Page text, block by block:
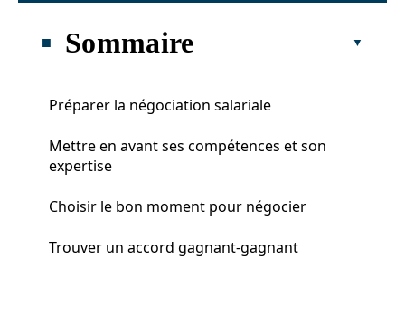
Sommaire
Préparer la négociation salariale
Mettre en avant ses compétences et son
expertise
Choisir le bon moment pour négocier
Trouver un accord gagnant-gagnant